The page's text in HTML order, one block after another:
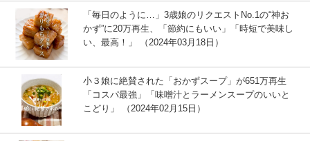
「毎日のように…」3歳娘のリクエストNo.1の“神お
かず”に20万再生、「節約にもいい」「時短で美味し
い、最高！」 （2024年03月18日）
小３娘に絶賛された「おかずスープ」が651万再生
「コスパ最強」「味噌汁とラーメンスープのいいと
こどり」 （2024年02月15日）